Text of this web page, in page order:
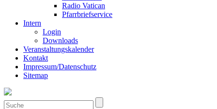
Radio Vatican
Pfarrbriefservice
Intern
Login
Downloads
Veranstaltungskalender
Kontakt
Impressum/Datenschutz
Sitemap